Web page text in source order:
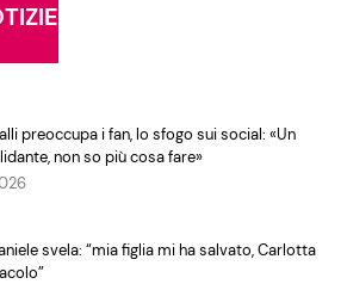
preoccupa i fan, lo sfogo sui social: «Un
non so più cosa fare»
svela: “mia figlia mi ha salvato, Carlotta